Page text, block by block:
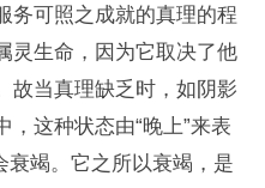
务可照之成就的真理的程
灵生命，因为它取决了他
故当真理缺乏时，如阴影
这种状态由“晚上”来表
衰竭。它之所以衰竭，是